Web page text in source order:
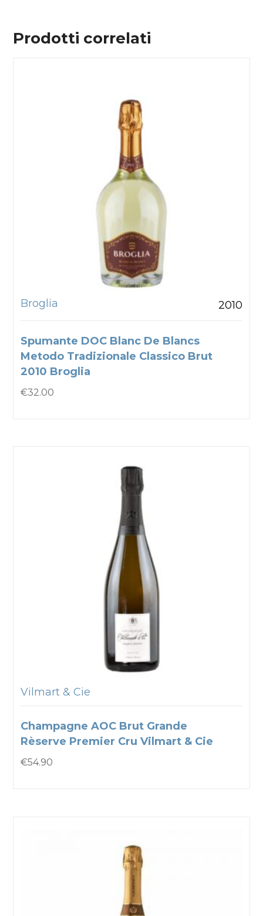
Prodotti correlati
Broglia 2010
Spumante DOC Blanc De Blancs
Metodo Tradizionale Classico Brut
2010 Broglia
€32.00
Vilmart & Cie
Champagne AOC Brut Grande
Rèserve Premier Cru Vilmart & Cie
€54.90